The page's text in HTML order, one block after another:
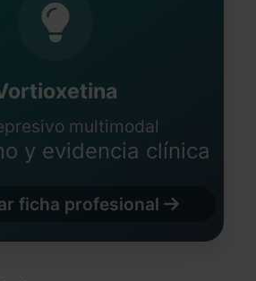
multimodal
y evidencia clínica
ficha profesional